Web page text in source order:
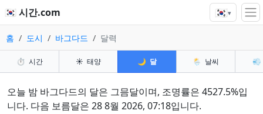
🇰🇷 시간.com 🇰🇷▾
홈 도시 바그다드 달력
⏱️ 시간 ☀️ 태양 🌙 달 🌦️ 날씨 💨
오늘 밤 바그다드의 달은 그믐달이며, 조명률은 4527.5%입
니다. 다음 보름달은 28 8월 2026, 07:18입니다.